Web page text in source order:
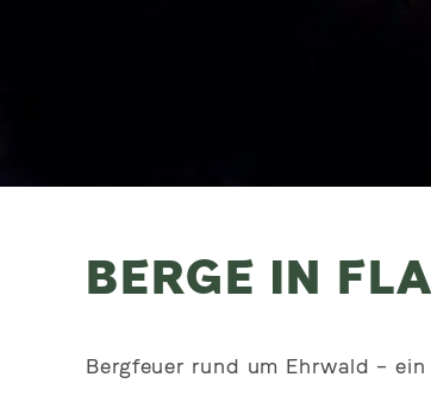
BERGE IN
Bergfeuer rund um Ehrwald –